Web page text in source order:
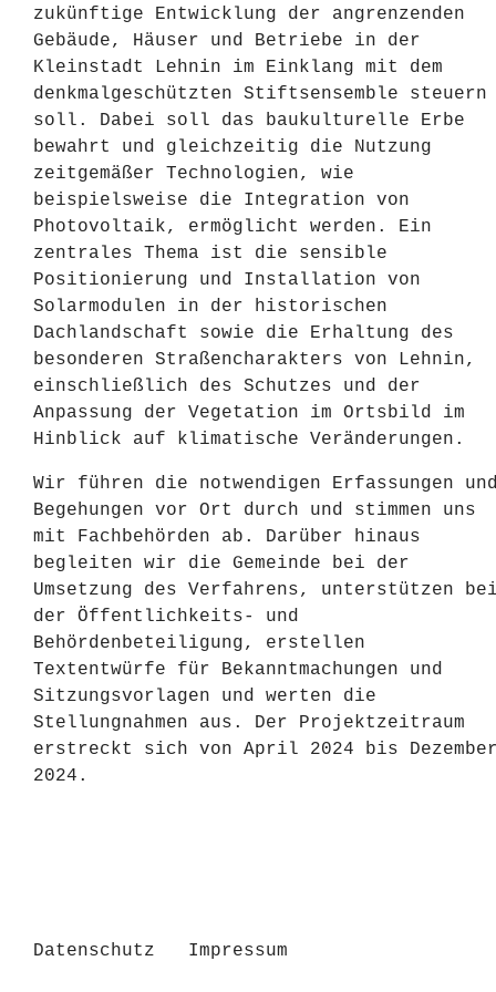
zukünftige Entwicklung der angrenzenden
Gebäude, Häuser und Betriebe in der
Kleinstadt Lehnin im Einklang mit dem
denkmalgeschützten Stiftsensemble steuern
soll. Dabei soll das baukulturelle Erbe
bewahrt und gleichzeitig die Nutzung
zeitgemäßer Technologien, wie
beispielsweise die Integration von
Photovoltaik, ermöglicht werden. Ein
zentrales Thema ist die sensible
Positionierung und Installation von
Solarmodulen in der historischen
Dachlandschaft sowie die Erhaltung des
besonderen Straßencharakters von Lehnin,
einschließlich des Schutzes und der
Anpassung der Vegetation im Ortsbild im
Hinblick auf klimatische Veränderungen.
Wir führen die notwendigen Erfassungen
Begehungen vor Ort durch und stimmen uns
mit Fachbehörden ab. Darüber hinaus
begleiten wir die Gemeinde bei der
Umsetzung des Verfahrens, unterstützen
der Öffentlichkeits- und
Behördenbeteiligung, erstellen
Textentwürfe für Bekanntmachungen und
Sitzungsvorlagen und werten die
Stellungnahmen aus. Der Projektzeitraum
erstreckt sich von April 2024 bis
2024.
Datenschutz Impressum